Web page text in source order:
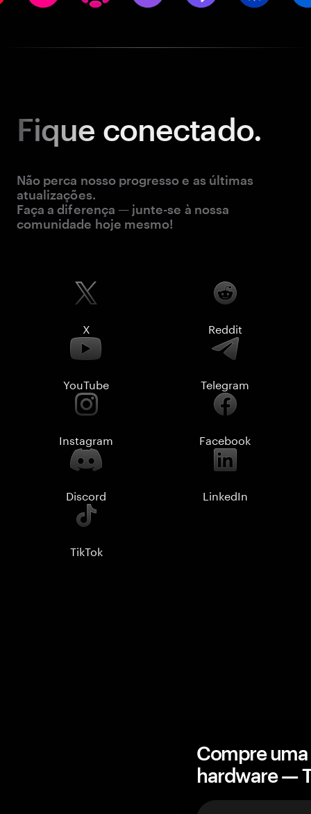
Fique conectado.
Não perca nosso progresso e as últimas
atualizações.
Faça a diferença — junte-se à nossa
comunidade hoje mesmo!
X Reddit
YouTube Telegram
Instagram Facebook
Discord LinkedIn
TikTok
Compre
hardware —